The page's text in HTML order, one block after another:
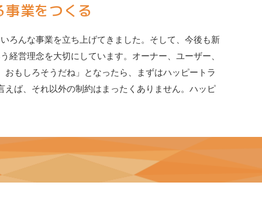
業をつくる
ろんな事業を立ち上げてきました。そして、今後も新
営理念を大切にしています。オーナー、ユーザー、
もしろそうだね」となったら、まずはハッピートラ
ば、それ以外の制約はまったくありません。ハッピ